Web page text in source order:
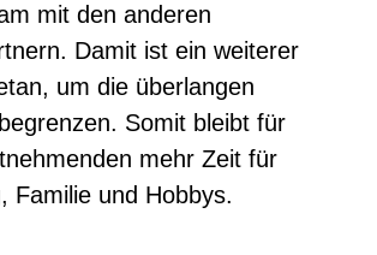
mit den anderen
Damit ist ein weiterer
um die überlangen
Somit bleibt für
mehr Zeit für
Familie und Hobbys.